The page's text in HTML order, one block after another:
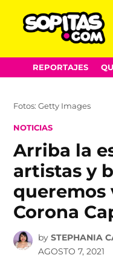
Skip
to
REPORTAJES
Fotos: Getty Images
POSTED
NOTICIAS
Arriba la
artistas y
queremos
Corona
by STEPHANIA
AGOSTO 7, 2021